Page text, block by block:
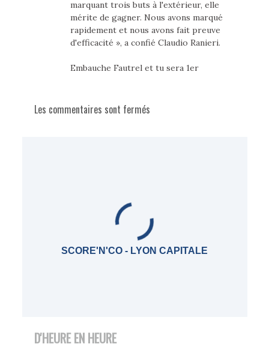
marquant trois buts à l'extérieur, elle
mérite de gagner. Nous avons marqué
rapidement et nous avons fait preuve
d'efficacité », a confié Claudio Ranieri.
Embauche Fautrel et tu sera 1er
Les commentaires sont fermés
SCORE'N'CO - LYON CAPITALE
D'HEURE EN HEURE